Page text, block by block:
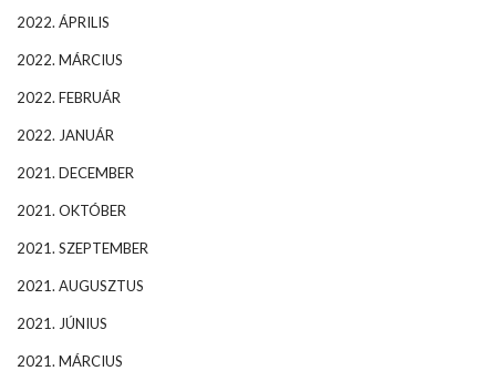
2022. ÁPRILIS
2022. MÁRCIUS
2022. FEBRUÁR
2022. JANUÁR
2021. DECEMBER
2021. OKTÓBER
2021. SZEPTEMBER
2021. AUGUSZTUS
2021. JÚNIUS
2021. MÁRCIUS